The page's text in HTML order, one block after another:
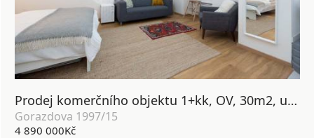
Prodej komerčního objektu 1+kk, OV, 30m2, ul. Gorazdova 1997/15, Praha 2 - Nové Město
Gorazdova 1997/15
4 890 000Kč